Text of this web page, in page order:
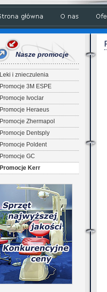
Nasze promocje
Leki i znieczulenia
Promocje 3M ESPE
Promocje Ivoclar
Promocje Heraeus
Promocje Zhermapol
Promocje Dentsply
Promocje Poldent
Promocje GC
Promocje Kerr